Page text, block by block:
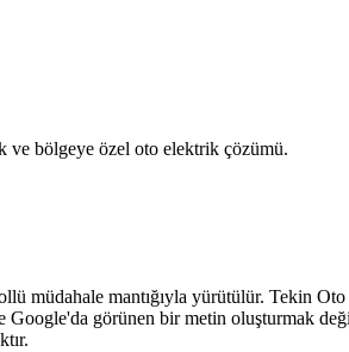
ve bölgeye özel oto elektrik çözümü.
müdahale mantığıyla yürütülür. Tekin
Google'da görünen bir metin oluşturmak